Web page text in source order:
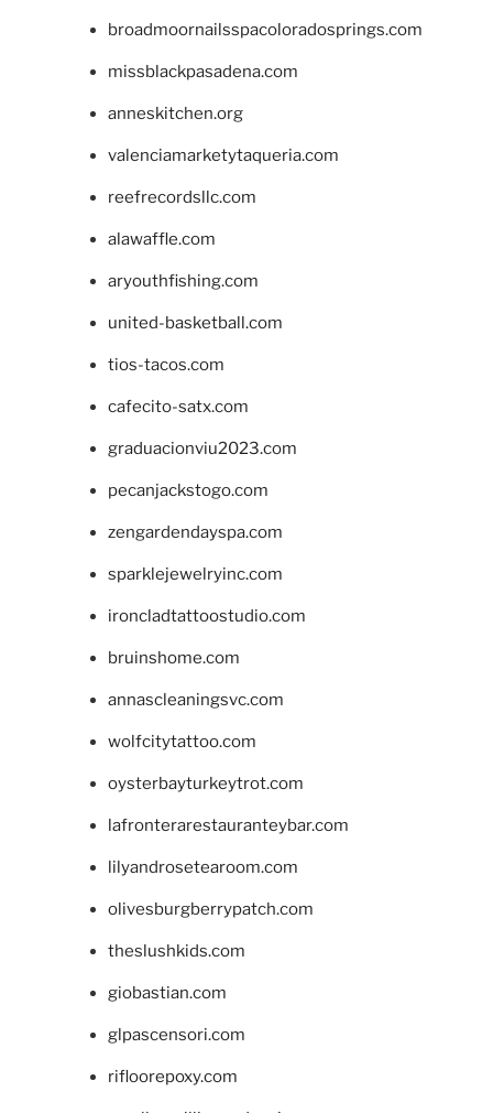
broadmoornailsspacoloradosprings.com
missblackpasadena.com
anneskitchen.org
valenciamarketytaqueria.com
reefrecordsllc.com
alawaffle.com
aryouthfishing.com
united-basketball.com
tios-tacos.com
cafecito-satx.com
graduacionviu2023.com
pecanjackstogo.com
zengardendayspa.com
sparklejewelryinc.com
ironcladtattoostudio.com
bruinshome.com
annascleaningsvc.com
wolfcitytattoo.com
oysterbayturkeytrot.com
lafronterarestauranteybar.com
lilyandrosetearoom.com
olivesburgberrypatch.com
theslushkids.com
giobastian.com
glpascensori.com
rifloorepoxy.com